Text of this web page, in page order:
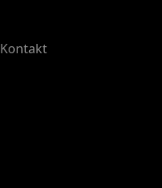
Kontakt